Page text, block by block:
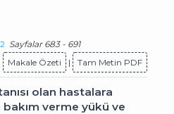
Sayfalar 683 - 691
Makale Özeti
| Tam Metin PDF
olan hastalara
verme yükü ve